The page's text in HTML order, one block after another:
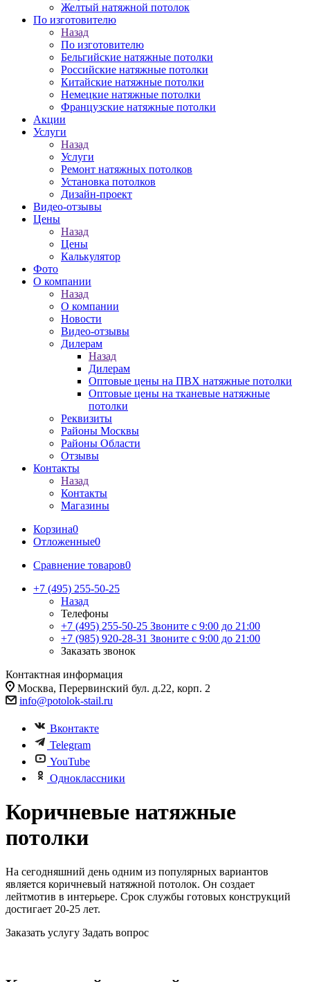
Желтый натяжной потолок
По изготовителю
Назад
По изготовителю
Бельгийские натяжные потолки
Российские натяжные потолки
Китайские натяжные потолки
Немецкие натяжные потолки
Французские натяжные потолки
Акции
Услуги
Назад
Услуги
Ремонт натяжных потолков
Установка потолков
Дизайн-проект
Видео-отзывы
Цены
Назад
Цены
Калькулятор
Фото
О компании
Назад
О компании
Новости
Видео-отзывы
Дилерам
Назад
Дилерам
Оптовые цены на ПВХ натяжные потолки
Оптовые цены на тканевые натяжные
потолки
Реквизиты
Районы Москвы
Районы Области
Отзывы
Контакты
Назад
Контакты
Магазины
Корзина0
Отложенные0
Сравнение товаров0
+7 (495) 255-50-25
Назад
Телефоны
+7 (495) 255-50-25 Звоните с 9:00 до 21:00
+7 (985) 920-28-31 Звоните с 9:00 до 21:00
Заказать звонок
Контактная информация
Москва, Перервинский бул. д.22, корп. 2
info@potolok-stail.ru
Вконтакте
Telegram
YouTube
Одноклассники
Коричневые натяжные
потолки
На сегодняшний день одним из популярных вариантов
является коричневый натяжной потолок. Он создает
лейтмотив в интерьере. Срок службы готовых конструкций
достигает 20-25 лет.
Заказать услугу Задать вопрос